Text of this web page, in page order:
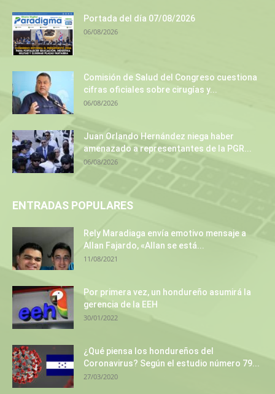
Portada del día 07/08/2026
06/08/2026
Comisión de Salud del Congreso cuestiona
cifras oficiales sobre cirugías y...
06/08/2026
Juan Orlando Hernández niega haber
amenazado a representantes de la PGR...
06/08/2026
ENTRADAS POPULARES
Rely Maradiaga envía emotivo mensaje a
Allan Fajardo, «Allan se está...
11/08/2021
Por primera vez, un hondureño asumirá la
gerencia de la EEH
30/01/2022
¿Qué piensa los hondureños del
Coronavirus? Según el estudio número 79...
27/03/2020